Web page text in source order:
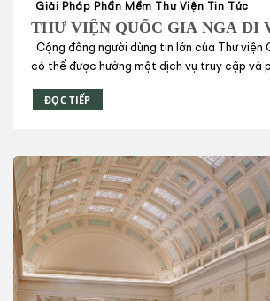
Giải Pháp Phần Mềm Thư Viện Tin Tức
THƯ VIỆN QUỐC GIA NGA ĐI
HÀNH ĐẦY ĐỦ VỚI ALEPH
Cộng đồng người dùng tin lớn của Thư viện
có thể được hưởng một dịch vụ truy cập và
giao diện Primo
ĐỌC TIẾP